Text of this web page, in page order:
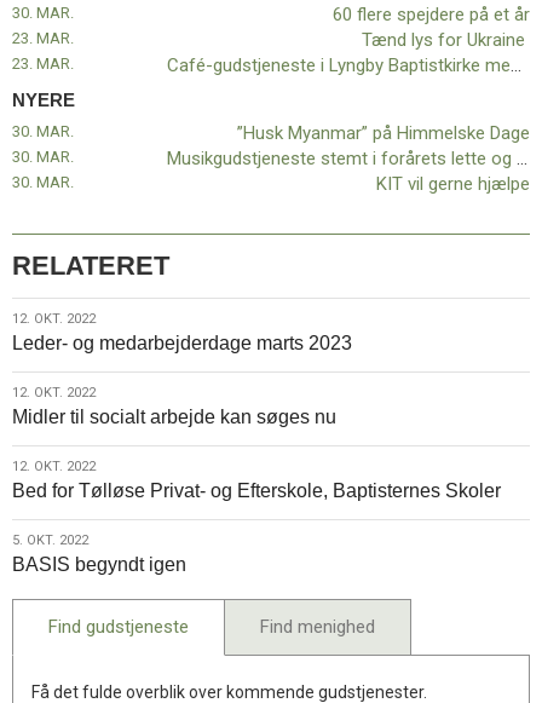
12.0:
Inspiration
13.0:
Værktøjskassen
14.0:
Mission
15.0:
Om
16.0:
Kontakt
Næste
”Husk
Myanmar”
på
Himmelske
DageForrige
indlæg:
flere
på
et
30. MAR. 60 flere spejdere på et år
23. MAR. Tænd lys for Ukraine
23. MAR. Café-gudstjeneste i Lyngby Baptistkirke med Cecil Bødkers barnebarn
NYERE
”Husk Myanmar” på Himmelske Dage
30. MAR.
Musikgudstjeneste stemt i forårets lette og lyse grundtone
30. MAR.
KIT vil gerne hjælpe
30. MAR.
RELATERET
12.
okt.
2022
12. OKT. 2022
Leder- og medarbejderdage marts 2023
12.
okt.
2022
12. OKT. 2022
Midler til socialt arbejde kan søges nu
12.
okt.
2022
12. OKT. 2022
Bed for Tølløse Privat- og Efterskole, Baptisternes Skoler
5.
okt.
2022
5. OKT. 2022
BASIS begyndt igen
Find gudstjeneste Find menighed
Få det fulde overblik over kommende gudstjenester.